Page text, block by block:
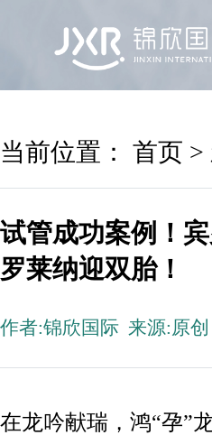
当前位置： 首页 >
试管成功案例！
罗莱纳迎双胎！
作者:锦欣国际 来源:原
在龙吟献瑞，鸿“孕”